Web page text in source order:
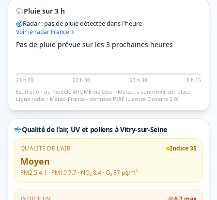
Pluie sur 3 h
Radar : pas de pluie détectée dans l'heure
Voir le radar France
Pas de pluie prévue sur les 3 prochaines heures
21 h 30 22 h 30 23 h 30 0 h 15
Estimation du modèle AROME via Open-Meteo, à confirmer sur place.
Ligne radar : Météo-France - données PIAF (Licence Ouverte 2.0).
Qualité de l'air, UV et pollens à Vitry-sur-Seine
QUALITÉ DE L'AIR Indice35
Moyen
PM2.5 4.1 · PM107.7 · NO₂8.4 · O₃87 µg/m³